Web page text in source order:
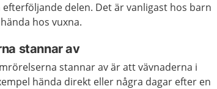
delen. Det är vanligast hos barn
hos vuxna.
stannar av
stannar av är att vävnaderna i
hända direkt eller några dagar efter en